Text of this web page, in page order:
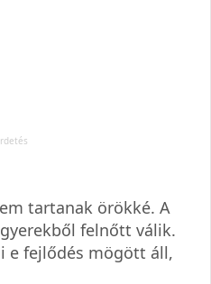
tartanak örökké. A
felnőtt válik.
e fejlődés mögött áll,